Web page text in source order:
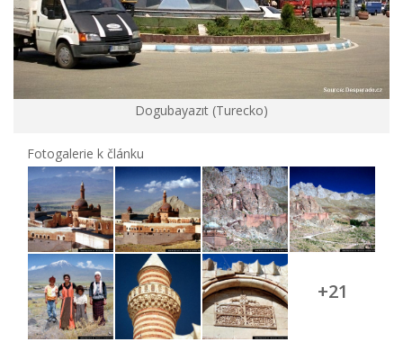
Dogubayazıt (Turecko)
Fotogalerie k článku
+21